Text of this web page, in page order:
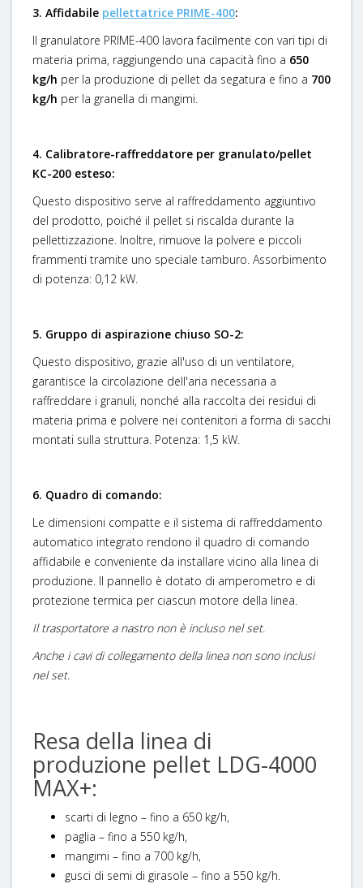
3. Affidabile pellettatrice PRIME-400:
Il granulatore PRIME-400 lavora facilmente con vari tipi di
materia prima, raggiungendo una capacità fino a 650
kg/h per la produzione di pellet da segatura e fino a 700
kg/h per la granella di mangimi.
4. Calibratore-raffreddatore per granulato/pellet
KC-200 esteso:
Questo dispositivo serve al raffreddamento aggiuntivo
del prodotto, poiché il pellet si riscalda durante la
pellettizzazione. Inoltre, rimuove la polvere e piccoli
frammenti tramite uno speciale tamburo. Assorbimento
di potenza: 0,12 kW.
5. Gruppo di aspirazione chiuso SO-2:
Questo dispositivo, grazie all'uso di un ventilatore,
garantisce la circolazione dell'aria necessaria a
raffreddare i granuli, nonché alla raccolta dei residui di
materia prima e polvere nei contenitori a forma di sacchi
montati sulla struttura. Potenza: 1,5 kW.
6. Quadro di comando:
Le dimensioni compatte e il sistema di raffreddamento
automatico integrato rendono il quadro di comando
affidabile e conveniente da installare vicino alla linea di
produzione. Il pannello è dotato di amperometro e di
protezione termica per ciascun motore della linea.
Il trasportatore a nastro non è incluso nel set.
Anche i cavi di collegamento della linea non sono inclusi
nel set.
Resa della linea di
produzione pellet LDG-4000
MAX+:
scarti di legno – fino a 650 kg/h,
paglia – fino a 550 kg/h,
mangimi – fino a 700 kg/h,
gusci di semi di girasole – fino a 550 kg/h.